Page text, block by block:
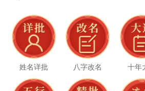
姓名详批 八字改名 十年